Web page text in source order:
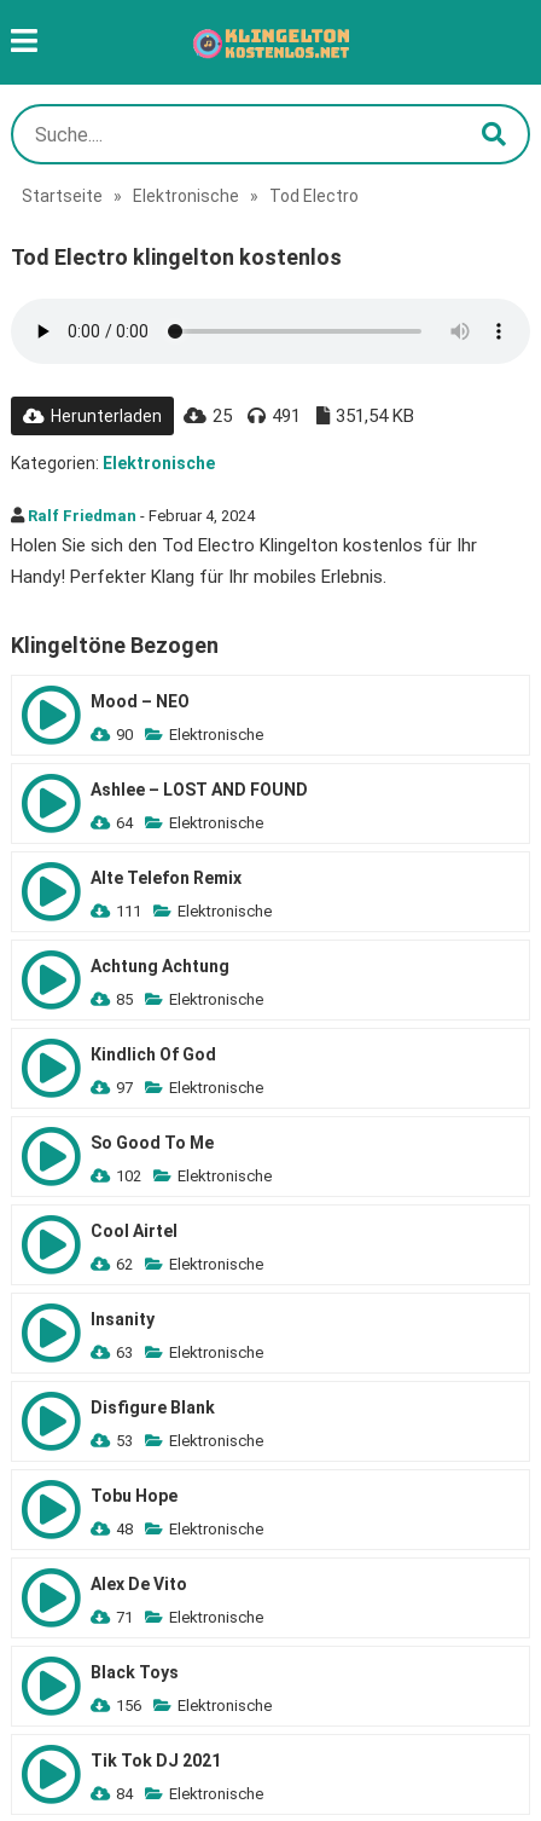
Startseite » Elektronische » Tod Electro
Tod Electro klingelton kostenlos
Herunterladen 25 491 351,54 KB
Kategorien: Elektronische
Ralf Friedman - Februar 4, 2024
Holen Sie sich den Tod Electro Klingelton kostenlos für Ihr
Handy! Perfekter Klang für Ihr mobiles Erlebnis.
Klingeltöne Bezogen
Mood – NEO
90 Elektronische
Ashlee – LOST AND FOUND
64 Elektronische
Alte Telefon Remix
111 Elektronische
Achtung Achtung
85 Elektronische
Кindlich Of God
97 Elektronische
So Good To Me
102 Elektronische
Cool Airtel
62 Elektronische
Insanity
63 Elektronische
Disfigure Blank
53 Elektronische
Tobu Hope
48 Elektronische
Alex De Vito
71 Elektronische
Black Toys
156 Elektronische
Tik Tok DJ 2021
84 Elektronische